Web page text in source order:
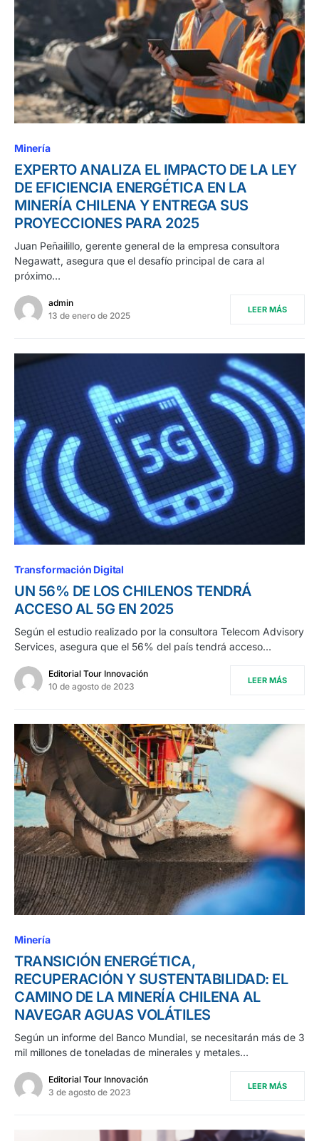
Minería
EXPERTO ANALIZA EL IMPACTO DE LA LEY
DE EFICIENCIA ENERGÉTICA EN LA
MINERÍA CHILENA Y ENTREGA SUS
PROYECCIONES PARA 2025
Juan Peñailillo, gerente general de la empresa consultora
Negawatt, asegura que el desafío principal de cara al
próximo…
admin
13 de enero de 2025
LEER MÁS
Transformación Digital
UN 56% DE LOS CHILENOS TENDRÁ
ACCESO AL 5G EN 2025
Según el estudio realizado por la consultora Telecom Advisory
Services, asegura que el 56% del país tendrá acceso…
Editorial Tour Innovación
10 de agosto de 2023
LEER MÁS
Minería
TRANSICIÓN ENERGÉTICA,
RECUPERACIÓN Y SUSTENTABILIDAD: EL
CAMINO DE LA MINERÍA CHILENA AL
NAVEGAR AGUAS VOLÁTILES
Según un informe del Banco Mundial, se necesitarán más de 3
mil millones de toneladas de minerales y metales…
Editorial Tour Innovación
3 de agosto de 2023
LEER MÁS